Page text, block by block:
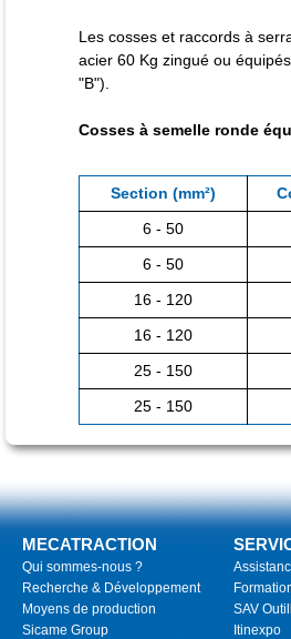
Les cosses et raccords à
acier 60 Kg zingué ou
"B").
Cosses à semelle ronde
Section (mm²)
6 - 50
6 - 50
16 - 120
16 - 120
25 - 150
25 - 150
MECATRACTION
Qui sommes-nous ?
Recherche & Développement
Moyens de production
Sicame Group
SAV
Itinexpo